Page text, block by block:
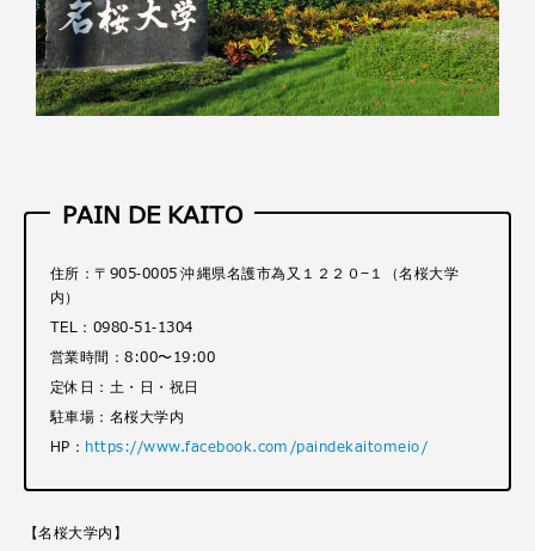
PAIN DE KAITO
住所：〒905-0005 沖縄県名護市為又１２２０−１（名桜大学
内）
TEL：0980-51-1304
営業時間：8:00〜19:00
定休日：土・日・祝日
駐車場：名桜大学内
HP： https://www.facebook.com/paindekaitomeio/
【名桜大学内】